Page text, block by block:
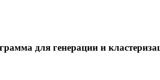
для генерации и